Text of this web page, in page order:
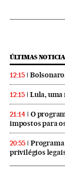
ÚLTIMAS
12:15
12:15 Lula, uma
21:14
O
impostos para
20:55
privilégios